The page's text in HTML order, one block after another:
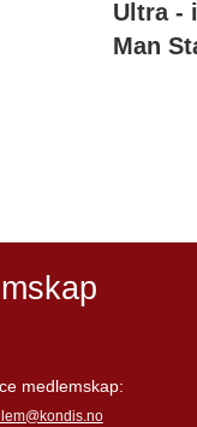
Ultra -
Man
medlemskap: